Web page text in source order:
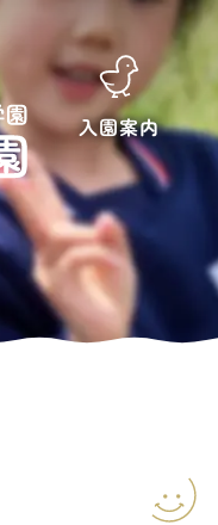
入園案内